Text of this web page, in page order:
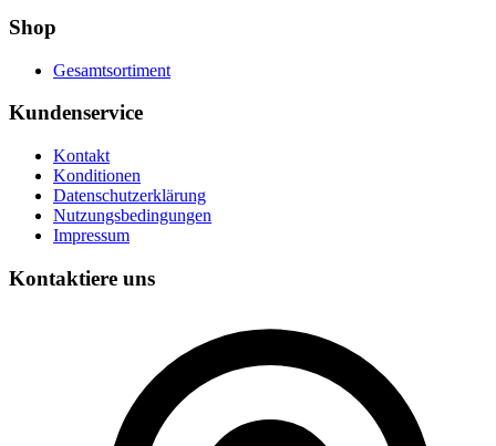
Shop
Gesamtsortiment
Kundenservice
Kontakt
Konditionen
Datenschutzerklärung
Nutzungsbedingungen
Impressum
Kontaktiere uns